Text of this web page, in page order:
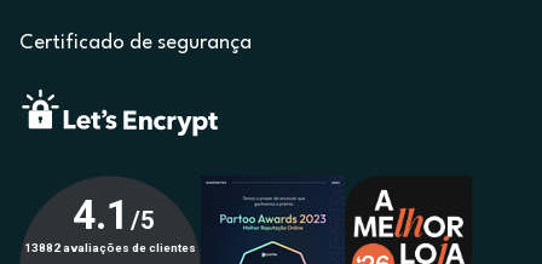
Certificado de segurança